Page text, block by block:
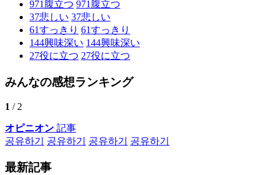
971 腹立つ 971 腹立つ
37悲しい 37悲しい
61すっきり 61すっきり
144興味深い 144興味深い
27役に立つ 27役に立つ
みんなの感想ランキング
1 / 2
オピニオン 記事
공유하기
공유하기 공유하기 공유하기
最新記事